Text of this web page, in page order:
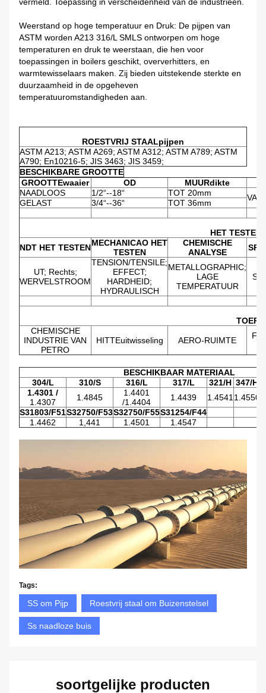
vermeld. Toepassing in verscheidenheid van de industrieën.
Weerstand op hoge temperatuur en Druk: De pijpen van
ASTM worden A213 316/L SMLS ontworpen om hoge
temperaturen en druk te weerstaan, die hen voor
toepassingen in boilers geschikt, oververhitters, en
warmtewisselaars maken. Zij bieden uitstekende sterkte en
duurzaamheid in de opgeheven
temperatuuromstandigheden aan.
ROESTVRIJ STAALpijpen
ASTM A213; ASTM A269; ASTM A312; ASTM A789; ASTM
A790; En10216-5; JIS 3463; JIS 3459;
BESCHIKBARE GROOTTE
GROOTTEwaaier
OD
MUURdikte
NAADLOOS
1/2“--18“ TOT 20mm
GELAST 3/4“--36“ TOT 36mm
HET TESTEN
NDT HET TESTENMECHANICAO HET
TESTEN
CHEMISCHE
ANALYSE
UT; Rechts;
WERVELSTROOM
TENSION/TENSILE;
EFFECT;
HARDHEID;
HYDRAULISCH
METALLOGRAPHIC;
LAGE
TEMPERATUUR
CHEMISCHE
INDUSTRIE VAN
PETRO
HITTEuitwisseling AERO-RUIMTE
BESCHIKBAAR MATERIAAL
304/L
310/S 316/L 317/L 321/H 347/H
1.4301 /
1.4307
1.4845
1.4401
/1.4404
1.4439 1.45411.4550
S31803/F51S32750/F53S32750/F55S31254/F44
1.4462
1,441 1.4501 1.4547
Tags:
SS om Pijp Roestvrij staal om Buizenstelsel
Ss naadloze buis
soortgelijke producten